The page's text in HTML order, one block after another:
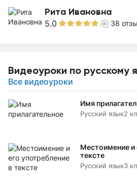
Рита Ивановна
5.0 38
Видеоуроки по русскому
Все видеоуроки
Имя
Русский язык2
Местоимение и
тексте
Русский язык3